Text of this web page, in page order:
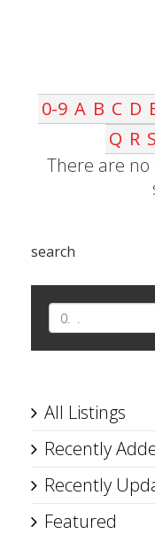
0-9 A B C D
Q R S
There are
search
All Listings
Recently
Recently
Featured